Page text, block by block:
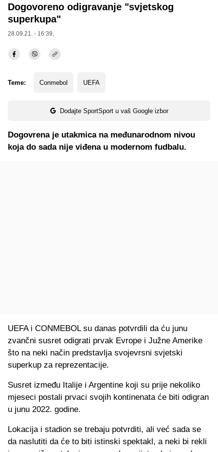
Dogovoreno odigravanje "svjetskog
superkupa"
28.09.21. - 16:39,
Teme: Conmebol UEFA
Dodajte SportSport u vaš Google izbor
Dogovrena je utakmica na međunarodnom nivou
koja do sada nije viđena u modernom fudbalu.
UEFA i CONMEBOL su danas potvrdili da ću junu
zvančni susret odigrati prvak Evrope i Južne Amerike
što na neki način predstavlja svojevrsni svjetski
superkup za reprezentacije.
Susret između Italije i Argentine koji su prije nekoliko
mjeseci postali prvaci svojih kontinenata će biti odigran
u junu 2022. godine.
Lokacija i stadion se trebaju potvrditi, ali već sada se
da naslutiti da će to biti istinski spektakl, a neki bi rekli